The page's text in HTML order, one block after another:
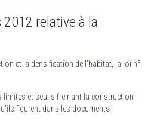
relative à la
et la densification de l'habitat, la loi n°
limites et seuils freinant la construction
figurent dans les documents